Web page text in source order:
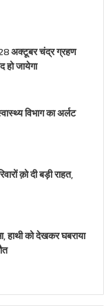
28 अक्टूबर चंद्र ग्रहण
जायेगा
विभाग का अर्लट
क़ो दी बड़ी राहत,
हाथी को देखकर घबराया